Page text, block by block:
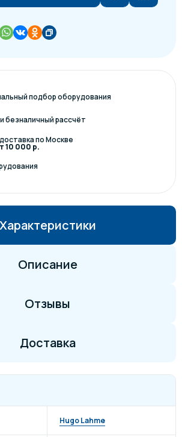
подбор оборудования
безналичный рассчёт
по Москве
10 000 р.
Характеристики
Описание
Отзывы
Доставка
Hugo Lahme